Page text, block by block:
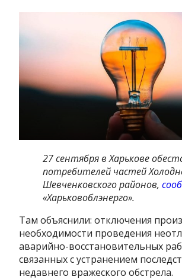
27 сентября в Харькове
потребителей частей
Шевченковского районов,
«Харьковоблэнерго».
Там объяснили: отключения
необходимости проведения
аварийно-восстановительных
связанных с устранением
недавнего вражеского обстрела.